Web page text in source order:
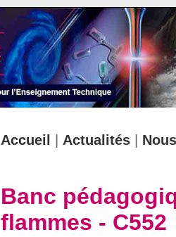
Accueil Actualités|
Banc
flammes - C552